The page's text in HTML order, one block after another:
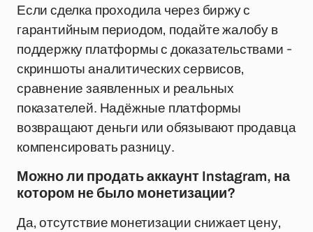
Если сделка проходила через биржу с
гарантийным периодом, подайте жалобу в
поддержку платформы с доказательствами -
скриншоты аналитических сервисов,
сравнение заявленных и реальных
показателей. Надёжные платформы
возвращают деньги или обязывают продавца
компенсировать разницу.
Можно ли продать аккаунт Instagram, на
котором не было монетизации?
Да, отсутствие монетизации снижает цену,